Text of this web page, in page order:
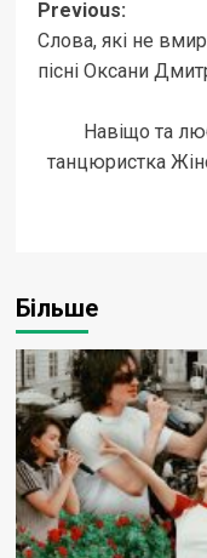
Post
Previous:
Слова, які не
пісні Оксани
Навіщо та
танцюристка
Більше